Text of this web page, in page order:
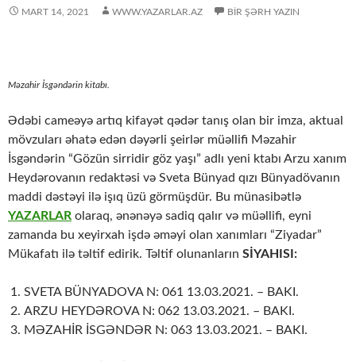
MART 14, 2021 WWW.YAZARLAR.AZ BIR ŞƏRH YAZIN
Məzahir İsgəndərin kitabı.
Ədəbi cameəyə artıq kifayət qədər tanış olan bir imza, aktual
mövzuları əhatə edən dəyərli şeirlər müəllifi Məzahir
İsgəndərin “Gözün sirridir göz yaşı” adlı yeni ktabı Arzu xanım
Heydərovanın redaktəsi və Sveta Bünyad qızı Bünyadövanın
maddi dəstəyi ilə işıq üzü görmüşdür. Bu münasibətlə
YAZARLAR olaraq, ənənəyə sadiq qalır və müəllifi, eyni
zamanda bu xeyirxah işdə əməyi olan xanımları “Ziyadar”
Mükafatı ilə təltif edirik. Təltif olunanların SİYAHISI:
SVETA BÜNYADOVA N: 061 13.03.2021. – BAKI.
ARZU HEYDƏROVA N: 062 13.03.2021. – BAKI.
MƏZAHİR İSGƏNDƏR N: 063 13.03.2021. – BAKI.